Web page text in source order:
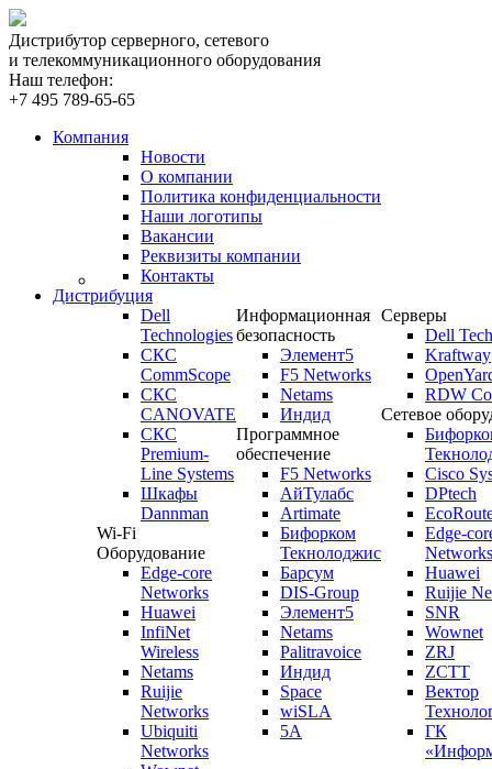
Дистрибутор серверного, сетевого
и телекоммуникационного оборудования
Наш телефон:
+7 495 789-65-65
Компания
Новости
О компании
Политика конфиденциальности
Наши логотипы
Вакансии
Реквизиты компании
Контакты
Дистрибуция
Dell
Technologies
СКС
CommScope
СКС
CANOVATE
СКС
Premium-
Line Systems
Шкафы
Dannman
Wi-Fi
Оборудование
Edge-core
Networks
Huawei
InfiNet
Wireless
Netams
Ruijie
Networks
Ubiquiti
Networks
Информационная
безопасность
Элемент5
F5 Networks
Netams
Индид
Программное
обеспечение
F5 Networks
АйТулабс
Artimate
Бифорком
Текнолоджис
Барсум
DIS-Group
Элемент5
Netams
Palitravoice
Индид
Space
wiSLA
5A
Серверы
Dell
Kraftway
RDW
Сетевое
Cisco
DPtech
Edge-
Networks
Huawei
Ruijie
SNR
Wownet
ZRJ
ZCTT
Вектор
ГК